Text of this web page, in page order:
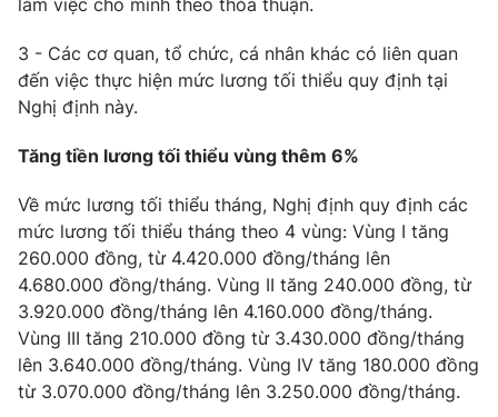
Sản phẩm
Thị trường
Giao lưu trực tuyến
Lịch phát sóng
Chuyên mục khác
Emagazine Podcast
Photo Infographic
Video Shorts video
VTV Money VTV Thể thao
làm việc cho mình theo thỏa thuận.
3 - Các cơ quan, tổ chức, cá nhân khác có liên quan
đến việc thực hiện mức lương tối thiểu quy định tại
Nghị định này.
Tăng tiền lương tối thiểu vùng thêm 6%
Về mức lương tối thiểu tháng, Nghị định quy định các
mức lương tối thiểu tháng theo 4 vùng: Vùng I tăng
260.000 đồng, từ 4.420.000 đồng/tháng lên
4.680.000 đồng/tháng. Vùng II tăng 240.000 đồng, từ
3.920.000 đồng/tháng lên 4.160.000 đồng/tháng.
Vùng III tăng 210.000 đồng từ 3.430.000 đồng/tháng
lên 3.640.000 đồng/tháng. Vùng IV tăng 180.000 đồng
từ 3.070.000 đồng/tháng lên 3.250.000 đồng/tháng.